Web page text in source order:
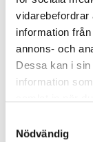
vidarebefordrar
information
annons- och
Dessa kan i
information
Nödvändig
Pris
873,00 kr
Antal i lager: 0